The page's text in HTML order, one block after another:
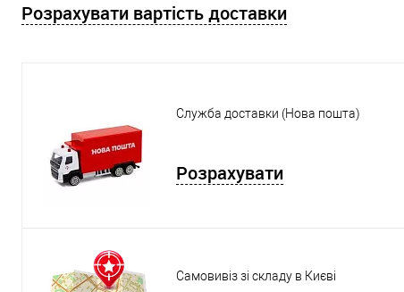
Розрахувати вартість доставки
Служба доставки (Нова пошта)
Розрахувати
Самовивіз зі складу в Києві